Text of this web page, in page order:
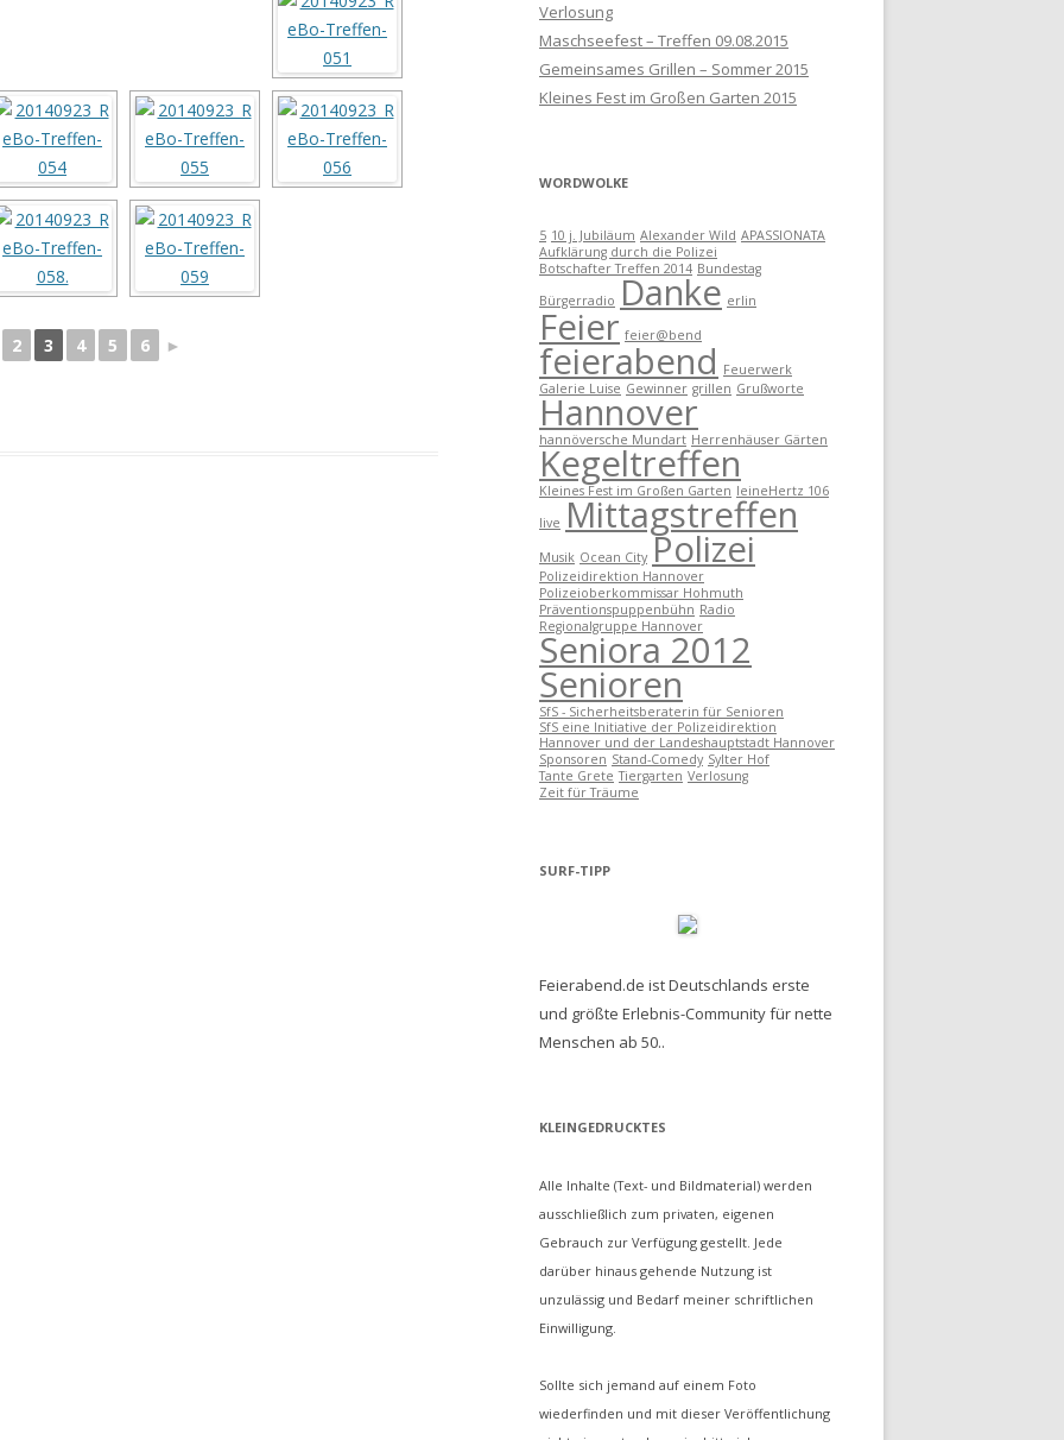
2 3 4 5 6 ►
Verlosung
Maschseefest – Treffen 09.08.2015
Gemeinsames Grillen – Sommer 2015
Kleines Fest im Großen Garten 2015
WORDWOLKE
5 10 j. Jubiläum Alexander Wild APASSIONATA
Aufklärung durch die Polizei
Botschafter Treffen 2014 Bundestag
Bürgerradio Danke erlin
Feier feier@bend
feierabend Feuerwerk
Galerie Luise Gewinner grillen Grußworte
Hannover
hannöversche Mundart Herrenhäuser Gärten
Kegeltreffen
Kleines Fest im Großen Garten leineHertz 106
live Mittagstreffen
Musik Ocean City Polizei
Polizeidirektion Hannover
Polizeioberkommissar Hohmuth
Präventionspuppenbühn Radio
Regionalgruppe Hannover
Seniora 2012
Senioren
SfS - Sicherheitsberaterin für Senioren
SfS eine Initiative der Polizeidirektion
Hannover und der Landeshauptstadt Hannover
Sponsoren Stand-Comedy Sylter Hof
Tante Grete Tiergarten Verlosung
Zeit für Träume
SURF-TIPP
Feierabend.de ist Deutschlands erste
und größte Erlebnis-Community für nette
Menschen ab 50..
KLEINGEDRUCKTES
Alle Inhalte (Text- und Bildmaterial) werden
ausschließlich zum privaten, eigenen
Gebrauch zur Verfügung gestellt. Jede
darüber hinaus gehende Nutzung ist
unzulässig und Bedarf meiner schriftlichen
Einwilligung.
Sollte sich jemand auf einem Foto
wiederfinden und mit dieser Veröffentlichung